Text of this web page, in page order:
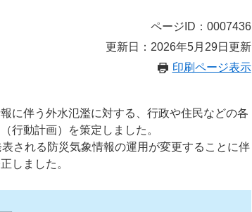
ページID：0007436
更新日：2026年5月29日更新
印刷ページ表示
に伴う外水氾濫に対する、行政や住民などの各
行動計画）を策定しました。
される防災気象情報の運用が変更することに伴
しました。